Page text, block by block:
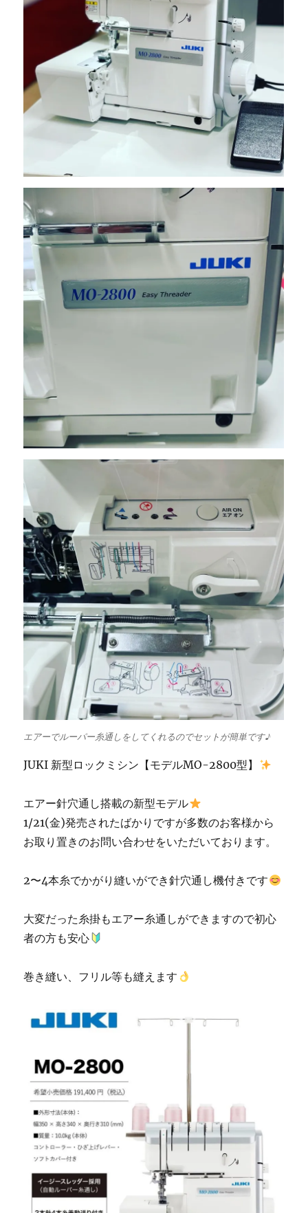
エアーでルーパー糸通しをしてくれるのでセットが簡単です♪
JUKI 新型ロックミシン【モデルMO-2800型】
エアー針穴通し搭載の新型モデル
1/21(金)発売されたばかりですが多数のお客様から
お取り置きのお問い合わせをいただいております。
2〜4本糸でかがり縫いができ針穴通し機付きです
大変だった糸掛もエアー糸通しができますので初心
者の方も安心
巻き縫い、フリル等も縫えます